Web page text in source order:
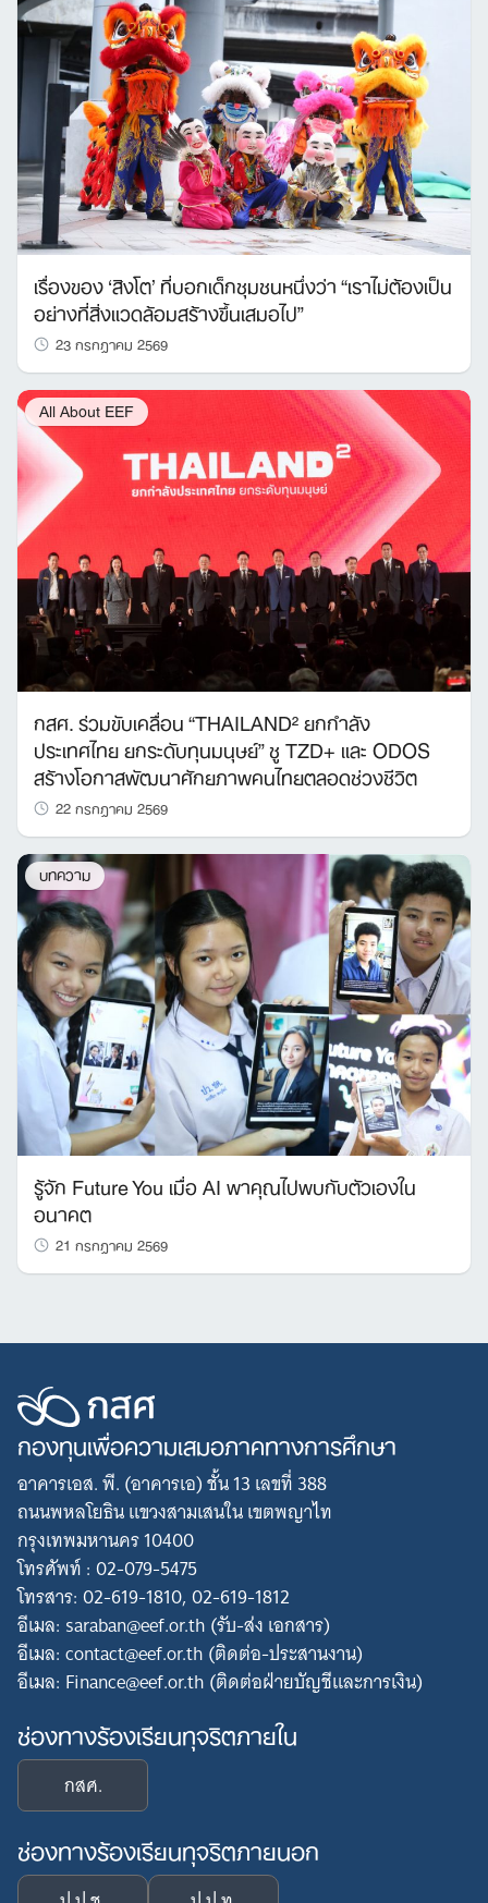
เรื่องของ ‘สิงโต’ ที่บอกเด็กชุมชนหนึ่งว่า “เราไม่ต้องเป็น
อย่างที่สิ่งแวดล้อมสร้างขึ้นเสมอไป”
23 กรกฎาคม 2569
All About EEF
กสศ. ร่วมขับเคลื่อน “THAILAND² ยกกำลัง
ประเทศไทย ยกระดับทุนมนุษย์” ชู TZD+ และ ODOS
สร้างโอกาสพัฒนาศักยภาพคนไทยตลอดช่วงชีวิต
22 กรกฎาคม 2569
บทความ
รู้จัก Future You เมื่อ AI พาคุณไปพบกับตัวเองใน
อนาคต
21 กรกฎาคม 2569
กองทุนเพื่อความเสมอภาคทางการศึกษา
อาคารเอส. พี. (อาคารเอ) ชั้น 13 เลขที่ 388
ถนนพหลโยธิน แขวงสามเสนใน เขตพญาไท
กรุงเทพมหานคร 10400
โทรศัพท์ : 02-079-5475
โทรสาร: 02-619-1810, 02-619-1812
อีเมล: saraban@eef.or.th (รับ-ส่ง เอกสาร)
อีเมล: contact@eef.or.th (ติดต่อ-ประสานงาน)
อีเมล: Finance@eef.or.th (ติดต่อฝ่ายบัญชีและการเงิน)
ช่องทางร้องเรียนทุจริตภายใน
กสศ.
ช่องทางร้องเรียนทุจริตภายนอก